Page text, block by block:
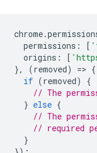
chrome.
permissions : [
origins : [
},
(removed) => {
if (removed)
{
// The
} else {
// The
// required
}